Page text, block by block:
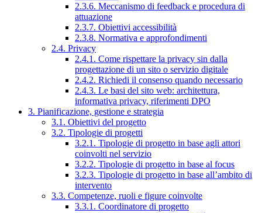
2.3.6. Meccanismo di feedback e procedura di
attuazione
2.3.7. Obiettivi accessibilità
2.3.8. Normativa e approfondimenti
2.4. Privacy
2.4.1. Come rispettare la privacy sin dalla
progettazione di un sito o servizio digitale
2.4.2. Richiedi il consenso quando necessario
2.4.3. Le basi del sito web: architettura,
informativa privacy, riferimenti DPO
3. Pianificazione, gestione e strategia
3.1. Obiettivi del progetto
3.2. Tipologie di progetti
3.2.1. Tipologie di progetto in base agli attori
coinvolti nel servizio
3.2.2. Tipologie di progetto in base al focus
3.2.3. Tipologie di progetto in base all’ambito di
intervento
3.3. Competenze, ruoli e figure coinvolte
3.3.1. Coordinatore di progetto